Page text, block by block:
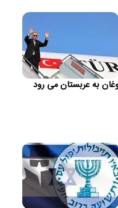
به عربستان می رود